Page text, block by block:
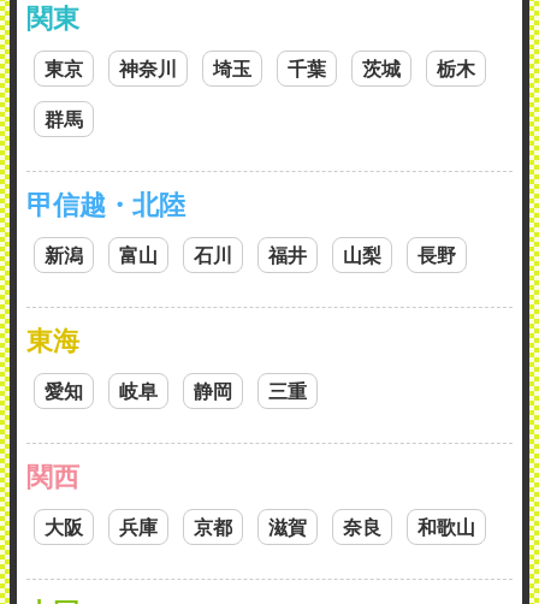
関東
東京 神奈川 埼玉 千葉 茨城 栃木
群馬
甲信越・北陸
新潟 富山 石川 福井 山梨 長野
東海
愛知 岐阜 静岡 三重
関西
大阪 兵庫 京都 滋賀 奈良 和歌山